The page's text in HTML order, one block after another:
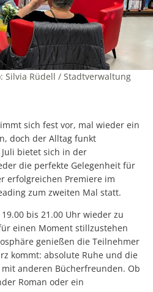
Silvia Rüdell / Stadtverwaltung
sich fest vor, mal wieder ein
doch der Alltag funkt
bietet sich in der
die perfekte Gelegenheit für
erfolgreichen Premiere im
zum zweiten Mal statt.
bis 21.00 Uhr wieder zu
einen Moment stillzustehen
genießen die Teilnehmer
kommt: absolute Ruhe und die
anderen Bücherfreunden. Ob
Roman oder ein